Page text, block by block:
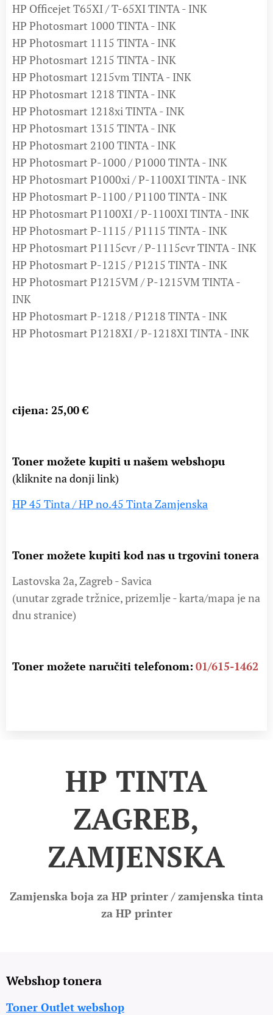
HP Officejet T65XI / T-65XI TINTA - INK
HP Photosmart 1000 TINTA - INK
HP Photosmart 1115 TINTA - INK
HP Photosmart 1215 TINTA - INK
HP Photosmart 1215vm TINTA - INK
HP Photosmart 1218 TINTA - INK
HP Photosmart 1218xi TINTA - INK
HP Photosmart 1315 TINTA - INK
HP Photosmart 2100 TINTA - INK
HP Photosmart P-1000 / P1000 TINTA - INK
HP Photosmart P1000xi / P-1100XI TINTA - INK
HP Photosmart P-1100 / P1100 TINTA - INK
HP Photosmart P1100XI / P-1100XI TINTA - INK
HP Photosmart P-1115 / P1115 TINTA - INK
HP Photosmart P1115cvr / P-1115cvr TINTA - INK
HP Photosmart P-1215 / P1215 TINTA - INK
HP Photosmart P1215VM / P-1215VM TINTA -
INK
HP Photosmart P-1218 / P1218 TINTA - INK
HP Photosmart P1218XI / P-1218XI TINTA - INK
cijena: 25,00 €
Toner možete kupiti u našem webshopu
(kliknite na donji link)
HP 45 Tinta / HP no.45 Tinta Zamjenska
Toner možete kupiti kod nas u trgovini tonera
Lastovska 2a, Zagreb - Savica
(unutar zgrade tržnice, prizemlje - karta/mapa je na
dnu stranice)
Toner možete naručiti telefonom: 01/615-1462
HP TINTA
ZAGREB,
ZAMJENSKA
Zamjenska boja za HP printer / zamjenska tinta
za HP printer
Webshop tonera
Toner Outlet webshop